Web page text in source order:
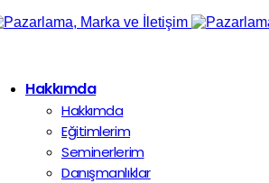
Hakkımda
Hakkımda
Eğitimlerim
Seminerlerim
Danışmanlıklar